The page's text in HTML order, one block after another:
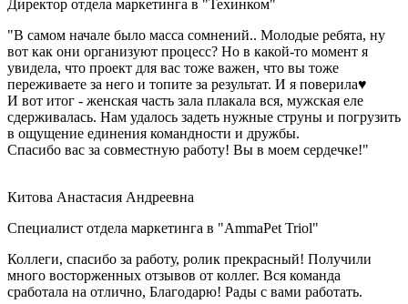
Директор отдела маркетинга в "Техинком"
"В самом начале было масса сомнений.. Молодые ребята, ну
вот как они организуют процесс? Но в какой-то момент я
увидела, что проект для вас тоже важен, что вы тоже
переживаете за него и топите за результат. И я поверила♥️
И вот итог - женская часть зала плакала вся, мужская еле
сдерживалась. Нам удалось задеть нужные струны и погрузить
в ощущение единения командности и дружбы.
Спасибо вас за совместную работу! Вы в моем сердечке!"
Китова Анастасия Андреевна
Специалист отдела маркетинга в "AmmaPet Triol"
Коллеги, спасибо за работу, ролик прекрасный! Получили
много восторженных отзывов от коллег. Вся команда
сработала на отлично, Благодарю! Рады с вами работать.